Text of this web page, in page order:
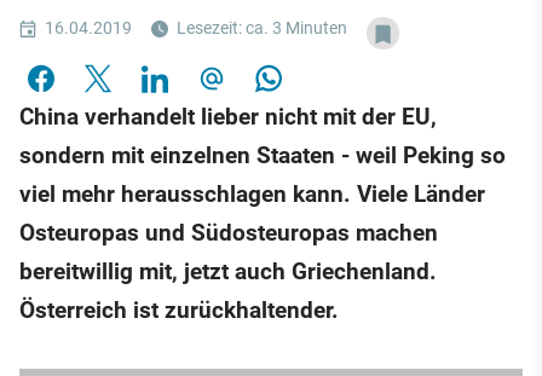
16.04.2019 Lesezeit: ca. 3 Minuten
China verhandelt lieber nicht mit der EU,
sondern mit einzelnen Staaten - weil Peking so
viel mehr herausschlagen kann. Viele Länder
Osteuropas und Südosteuropas machen
bereitwillig mit, jetzt auch Griechenland.
Österreich ist zurückhaltender.